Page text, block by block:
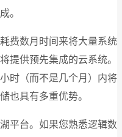
。
费数月时间来将大量系统
提供预先集成的云系统。
时（而不是几个月）内将
也具有多重优势。
平台。如果您熟悉逻辑数